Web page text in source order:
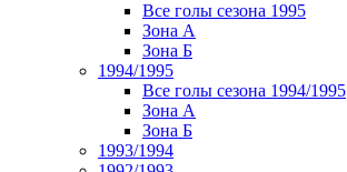
Все голы сезона 1995
Зона А
Зона Б
1994/1995
Все голы сезона 1994/1995
Зона А
Зона Б
1993/1994